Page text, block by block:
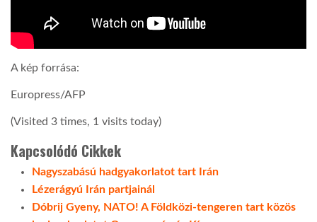
A kép forrása:
Europress/AFP
(Visited 3 times, 1 visits today)
Kapcsolódó Cikkek
Nagyszabású hadgyakorlatot tart Irán
Lézerágyú Irán partjainál
Dóbrij Gyeny, NATO! A Földközi-tengeren tart közös